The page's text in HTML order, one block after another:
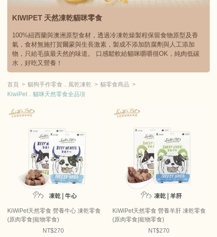
KIWIPET 天然凍乾貓咪零食
100%紐西蘭與澳洲原型食材，透過冷凍乾燥製程保留食物原型及香
氣，食材無施打賀爾蒙與生長激素，製成不添加防腐劑與人工添加
物，只給毛孩最天然的味道。 口感鬆軟給貓咪嚼嚼很OK，純肉低碳
水，好吃又營養！
首頁 貓狗手作零食．風乾凍乾
貓零食商品
KiwiPet．貓咪天然零食全品項
KiWiPet天然零食 營養牛心 凍乾零食
(原肉零食|寵物零食)
NT$270
KiWiPet天然零食 營養羊肝 凍乾零食
(原肉零食|寵物零食)
NT$270